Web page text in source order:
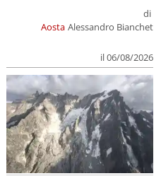
Aosta
di
Alessandro Bianchet
il 06/08/2026